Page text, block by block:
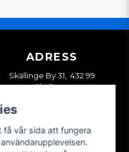
ADRESS
Skällinge By 31, 432 99
Skällinge
vår sida att fungera